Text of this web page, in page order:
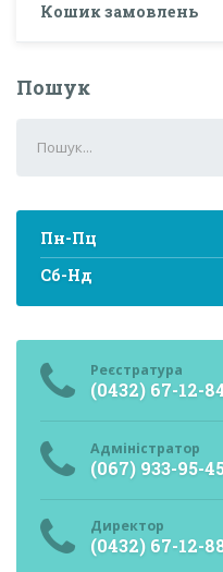
Кошик замовлень
Пошук
for:
Пн-Пц
Сб-Нд
Реєстратура
(0432) 67-12-
Адміністратор
(067) 933-95-
Директор
(0432) 67-12-